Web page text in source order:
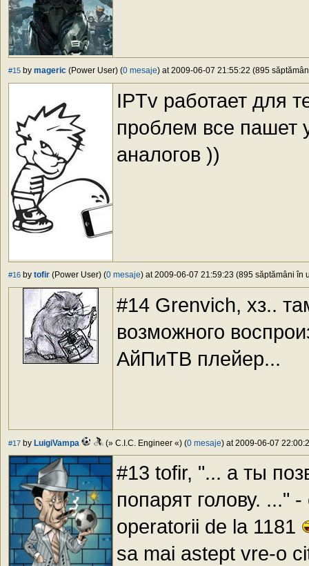
#15 by mageric (Power User) (0 mesaje) at 2009-06-07 21:55:22 (895
IPTv работает для
проблем все пашет
аналогов ))
#16 by tofir (Power User) (0 mesaje) at 2009-06-07 21:59:23 (895 săptămâni în
#14 Grenvich, хз..
возможного
АйПиТВ плейер...
#17 by LuigiVampa (» C.I.C. Engineer «) (0 mesaje) at 2009-06-07
#13 tofir, "... а ты
попарят голову. ..."
operatorii de la 1181
sa mai astept vre-o